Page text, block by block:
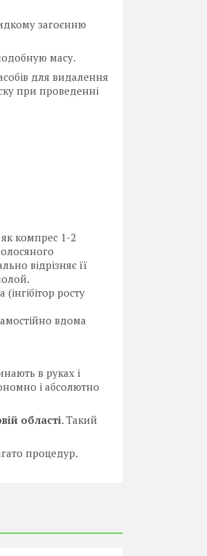
загоєнню
масу.
для видалення
при проведенні
компрес 1-2
відрізняє її
росту
вдома
в руках і
і абсолютно
області. Такий
процедур.